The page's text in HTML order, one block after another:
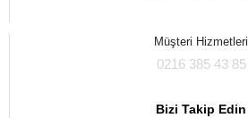
Müşteri Hizmetleri
0216 385 43 85
Bizi Takip Edin